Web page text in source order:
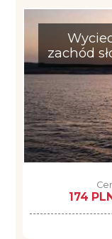
zachód
174